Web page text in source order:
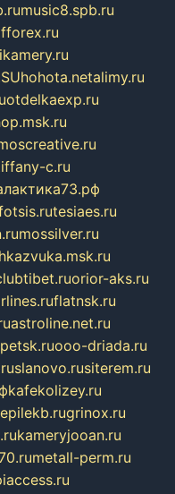
music8.spb.ru
hohota.netalimy.ru
otdelkaexp.ru
c.ru
tesiaes.ru
mossilver.ru
orior-aks.ru
flatnsk.ru
astroline.net.ru
ooo-driada.ru
siterem.ru
kafekolizey.ru
grinox.ru
kameryjooan.ru
metall-perm.ru